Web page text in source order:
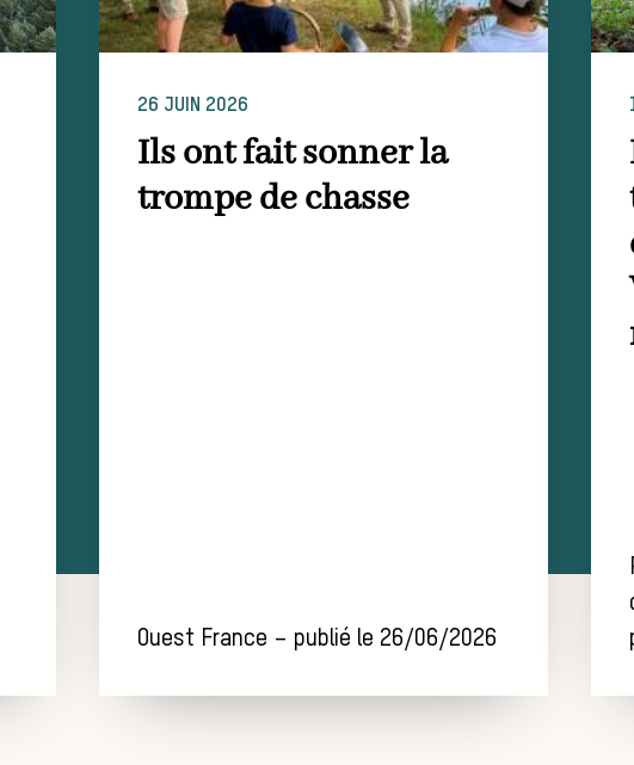
26 JUIN 2026
Ils ont fait sonner la
trompe de chasse
Ouest France – publié le 26/06/2026